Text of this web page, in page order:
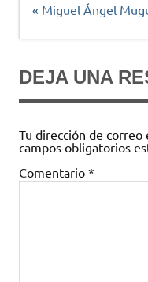
Navegación
« Miguel Ángel
DEJA UNA
Tu dirección de correo
campos obligatorios
Comentario *